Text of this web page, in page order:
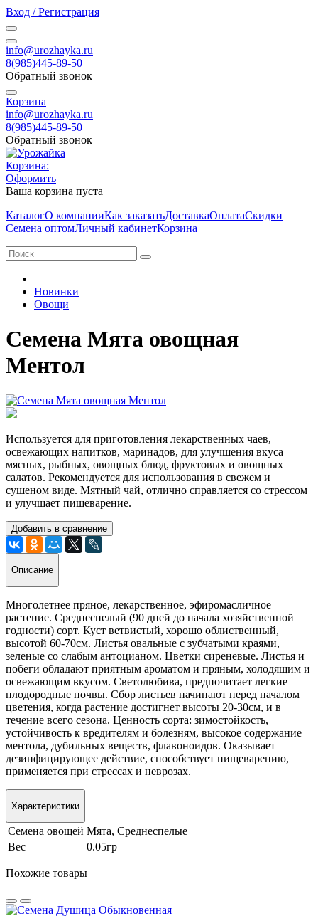
Вход / Регистрация
info@urozhayka.ru
8(985)445-89-50
Обратный звонок
Корзина
info@urozhayka.ru
8(985)445-89-50
Обратный звонок
Корзина:
Оформить
Ваша корзина пуста
КаталогО компанииКак заказатьДоставкаОплатаСкидки
Семена оптомЛичный кабинетКорзина
Новинки
Овощи
Семена Мята овощная
Ментол
Используется для приготовления лекарственных чаев,
освежающих напитков, маринадов, для улучшения вкуса
мясных, рыбных, овощных блюд, фруктовых и овощных
салатов. Рекомендуется для использования в свежем и
сушеном виде. Мятный чай, отлично справляется со стрессом
и улучшает пищеварение.
Добавить в сравнение
Описание
Многолетнее пряное, лекарственное, эфиромасличное
растение. Среднеспелый (90 дней до начала хозяйственной
годности) сорт. Куст ветвистый, хорошо облиственный,
высотой 60-70см. Листья овальные с зубчатыми краями,
зеленые со слабым антоцианом. Цветки сиреневые. Листья и
побеги обладают приятным ароматом и пряным, холодящим и
освежающим вкусом. Светолюбива, предпочитает легкие
плодородные почвы. Сбор листьев начинают перед началом
цветения, когда растение достигнет высоты 20-30см, и в
течение всего сезона. Ценность сорта: зимостойкость,
устойчивость к вредителям и болезням, высокое содержание
ментола, дубильных веществ, флавоноидов. Оказывает
дезинфицирующее действие, способствует пищеварению,
применяется при стрессах и неврозах.
Характеристики
Семена овощей Мята, Среднеспелые
Вес
0.05гр
Похожие товары